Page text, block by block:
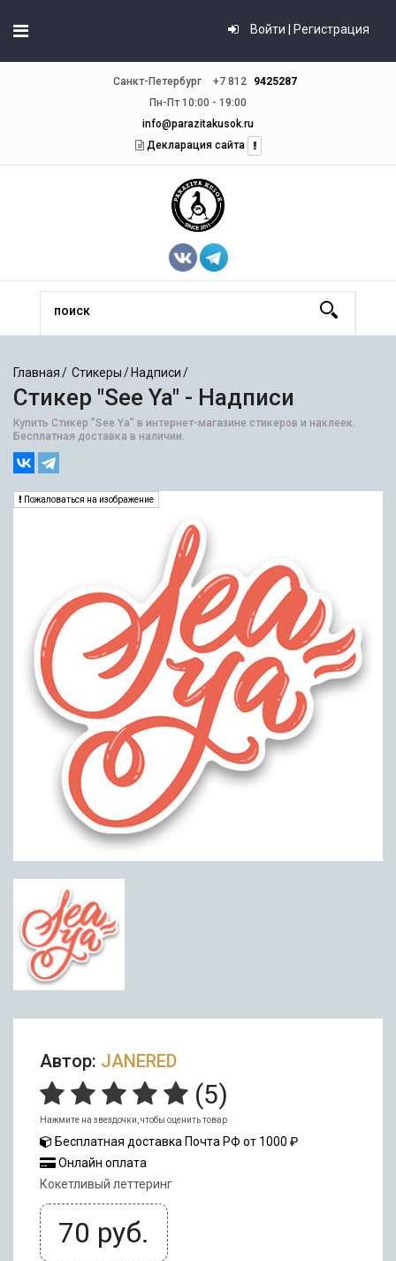
Войти | Регистрация
Санкт-Петербург +7 812
9425287
Пн-Пт 10:00 - 19:00
info@parazitakusok.ru
Декларация сайта
Главная Стикеры Надписи
Стикер "See Ya" - Надписи
Купить Стикер "See Ya" в интернет-магазине стикеров и наклеек.
Бесплатная доставка в наличии.
Пожаловаться на изображение
Автор: JANERED
(5)
Нажмите на звездочки, чтобы оценить товар
Бесплатная доставка Почта РФ от 1000 ₽
Онлайн оплата
Кокетливый леттеринг
70 руб.